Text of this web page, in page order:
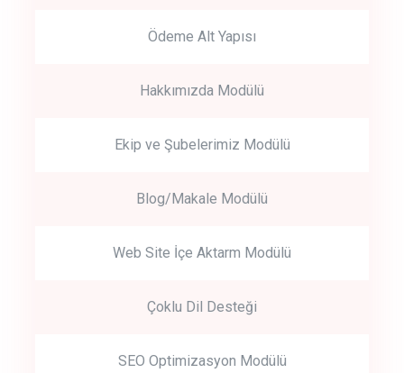
Ödeme Alt Yapısı
Hakkımızda Modülü
Ekip ve Şubelerimiz Modülü
Blog/Makale Modülü
Web Site İçe Aktarm Modülü
Çoklu Dil Desteği
SEO Optimizasyon Modülü